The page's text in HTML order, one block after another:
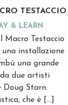
TESTACCIO
& LEARN
Macro Testaccio
una installazione
una grande
due artisti
Doug Starn.
che è […]